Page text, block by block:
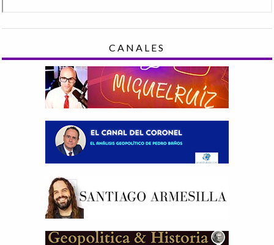
CANALES